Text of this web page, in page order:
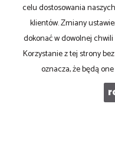
KOD ZABEZPIECZAJĄCY
WIADOMOŚĆ
celu dostosowania
klientów. Zmiany
dokonać w dowolnej
Korzystanie z tej strony
oznacza, że będą